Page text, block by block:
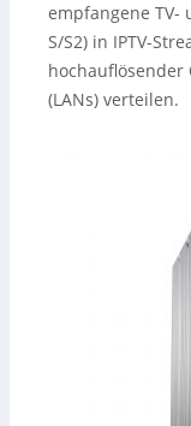
empfangene TV-
S/S2) in IPTV-
(LANs) verteilen.